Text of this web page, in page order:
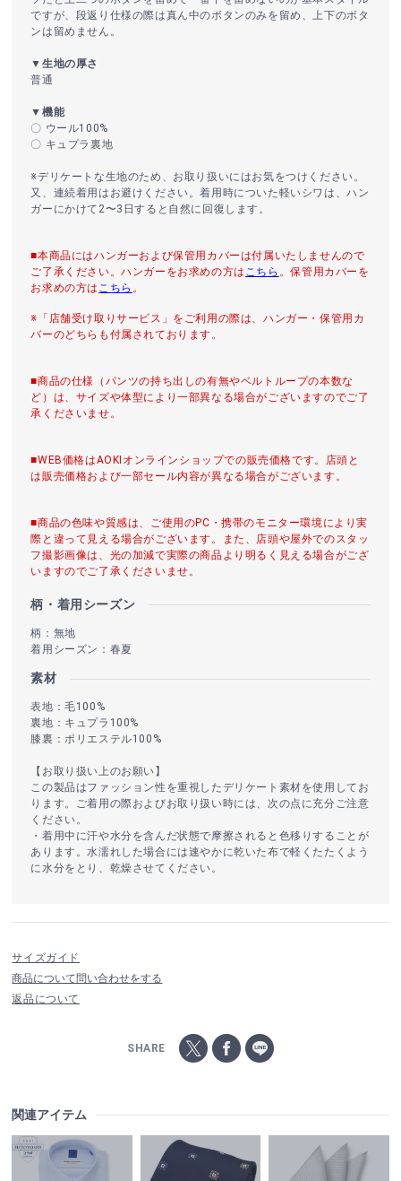
ですが、段返り仕様の際は真ん中のボタンのみを留め、上下のボタ
ンは留めません。
▼生地の厚さ
普通
▼機能
〇 ウール100%
〇 キュプラ裏地
※デリケートな生地のため、お取り扱いにはお気をつけください。
又、連続着用はお避けください。着用時についた軽いシワは、ハン
ガーにかけて2〜3日すると自然に回復します。
■本商品にはハンガーおよび保管用カバーは付属いたしませんので
ご了承ください。ハンガーをお求めの方は こちら 。保管用カバーを
お求めの方は こちら 。
※「店舗受け取りサービス」をご利用の際は、ハンガー・保管用カ
バーのどちらも付属されております。
■商品の仕様（パンツの持ち出しの有無やベルトループの本数な
ど）は、サイズや体型により一部異なる場合がございますのでご了
承くださいませ。
■WEB価格はAOKIオンラインショップでの販売価格です。店頭と
は販売価格および一部セール内容が異なる場合がございます。
■商品の色味や質感は、ご使用のPC・携帯のモニター環境により実
際と違って見える場合がございます。また、店頭や屋外でのスタッ
フ撮影画像は、光の加減で実際の商品より明るく見える場合がござ
いますのでご了承くださいませ。
柄・着用シーズン
柄：無地
着用シーズン：春夏
素材
表地：毛100%
裏地：キュプラ100%
膝裏：ポリエステル100%
【お取り扱い上のお願い】
この製品はファッション性を重視したデリケート素材を使用してお
ります。ご着用の際およびお取り扱い時には、次の点に充分ご注意
ください。
・着用中に汗や水分を含んだ状態で摩擦されると色移りすることが
あります。水濡れした場合には速やかに乾いた布で軽くたたくよう
に水分をとり、乾燥させてください。
サイズガイド
商品について問い合わせをする
返品について
SHARE
関連アイテム